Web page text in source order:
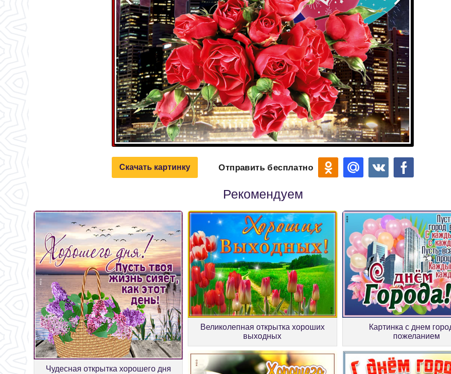
Скачать картинку Отправить бесплатно
Рекомендуем
Чудесная открытка хорошего дня
Великолепная открытка хороших
выходных
Картинка с днем
пожеланием